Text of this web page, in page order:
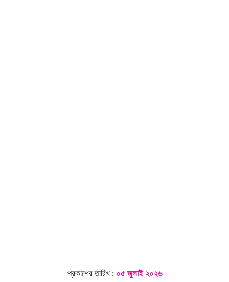
প্রকাশের তারিখ : ০৫ জুলাই ২০২৬